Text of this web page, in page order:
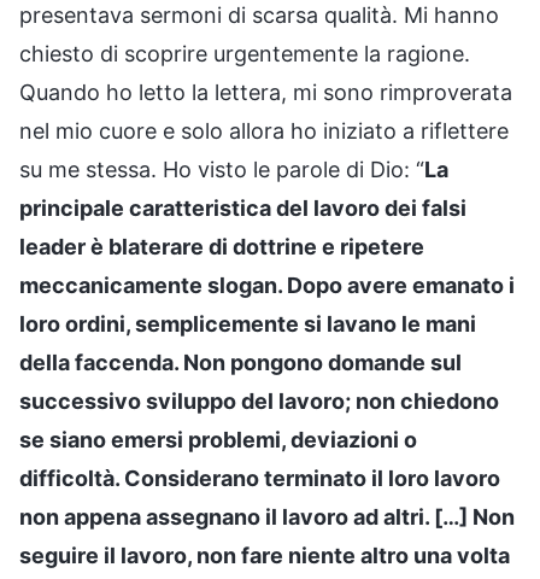
presentava sermoni di scarsa qualità. Mi hanno
chiesto di scoprire urgentemente la ragione.
Quando ho letto la lettera, mi sono rimproverata
nel mio cuore e solo allora ho iniziato a riflettere
su me stessa. Ho visto le parole di Dio: “La
principale caratteristica del lavoro dei falsi
leader è blaterare di dottrine e ripetere
meccanicamente slogan. Dopo avere emanato i
loro ordini, semplicemente si lavano le mani
della faccenda. Non pongono domande sul
successivo sviluppo del lavoro; non chiedono
se siano emersi problemi, deviazioni o
difficoltà. Considerano terminato il loro lavoro
non appena assegnano il lavoro ad altri. […] Non
seguire il lavoro, non fare niente altro una volta